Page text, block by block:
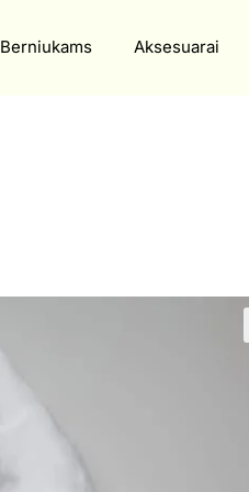
Berniukams Aksesuarai